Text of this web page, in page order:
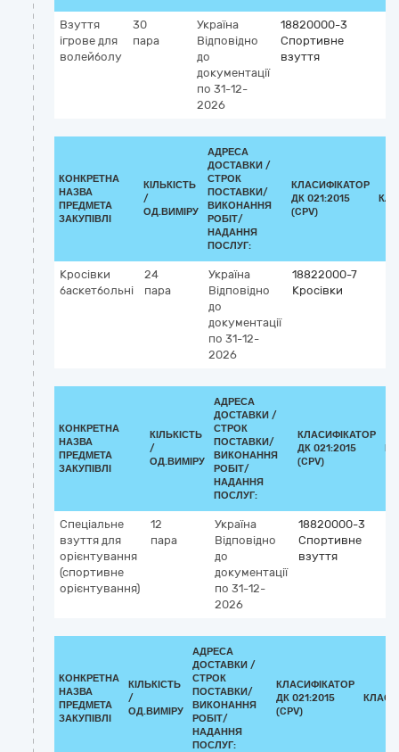
Взуття
ігрове для
волейболу
30
пара
Україна
Відповідно
до
документації
по 31-12-
2026
18820000-3
Спортивне
взуття
КОНКРЕТНА
НАЗВА
ПРЕДМЕТА
ЗАКУПІВЛІ
КІЛЬКІСТЬ
/
ОД.ВИМІРУ
АДРЕСА
ДОСТАВКИ /
СТРОК
ПОСТАВКИ/
ВИКОНАННЯ
РОБІТ/
НАДАННЯ
ПОСЛУГ:
КЛАСИФІКАТОР
ДК 021:2015
(CPV)
Кросівки
баскетбольні
24
пара
Україна
Відповідно
до
документації
по 31-12-
2026
18822000-7
Кросівки
КОНКРЕТНА
НАЗВА
ПРЕДМЕТА
ЗАКУПІВЛІ
КІЛЬКІСТЬ
/
ОД.ВИМІРУ
АДРЕСА
ДОСТАВКИ /
СТРОК
ПОСТАВКИ/
ВИКОНАННЯ
РОБІТ/
НАДАННЯ
ПОСЛУГ:
КЛАСИФІКАТОР
ДК 021:2015
(CPV)
Спеціальне
взуття для
орієнтування
(спортивне
орієнтування)
12
пара
Україна
Відповідно
до
документації
по 31-12-
2026
18820000-3
Спортивне
взуття
КОНКРЕТНА
НАЗВА
ПРЕДМЕТА
ЗАКУПІВЛІ
КІЛЬКІСТЬ
/
ОД.ВИМІРУ
АДРЕСА
ДОСТАВКИ /
СТРОК
ПОСТАВКИ/
ВИКОНАННЯ
РОБІТ/
НАДАННЯ
ПОСЛУГ:
КЛАСИФІКАТОР
ДК 021:2015
(CPV)